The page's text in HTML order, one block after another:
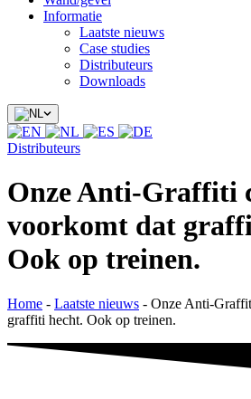
Informatie
Laatste nieuws
Case studies
Distributeurs
Downloads
Distributeurs
Onze Anti-Graffiti
voorkomt dat
Ook op treinen.
Home - Laatste nieuws - Onze Anti-
graffiti hecht. Ook op treinen.